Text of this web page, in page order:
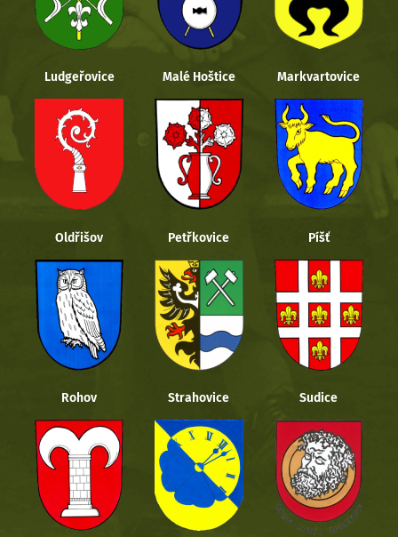
Ludgeřovice Malé Hoštice Markvartovice
Oldřišov Petřkovice Píšť
Rohov Strahovice Sudice